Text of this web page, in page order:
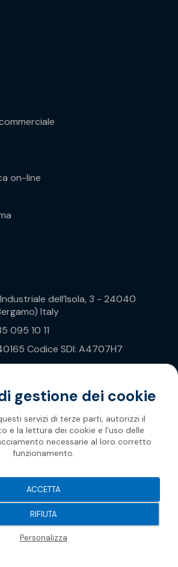
on-line
dell’Isola, 3 - 24040
Italy
095 10 11
Codice SDI: A4707H7
Soprema 2026
di gestione dei cookie
servizi di terze parti, autorizzi il
e la lettura dei cookie e l'uso delle
necessarie al loro corretto
funzionamento.
RIFIUTA
Personalizza
ACCETTA